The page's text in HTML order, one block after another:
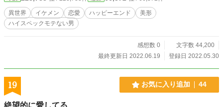
手紙には、『自分が死んだら孫を頼む』と一言。 孫？いたな、ちっせえ坊主
が。10歳くらいだったか？ ジイさん危ないのか？と思っていたある日、孫はや
って来た。 おっそろしく美しく、おっそろしく口の悪い孫が。
異世界 イケメン 恋愛 ハッピーエンド
美形
ハイスペックモテない男
感想数 0
文字数 44,200
最終更新日 2022.06.19
登録日 2022.05.30
19 お気に入り追加 44
絶望的に愛してる